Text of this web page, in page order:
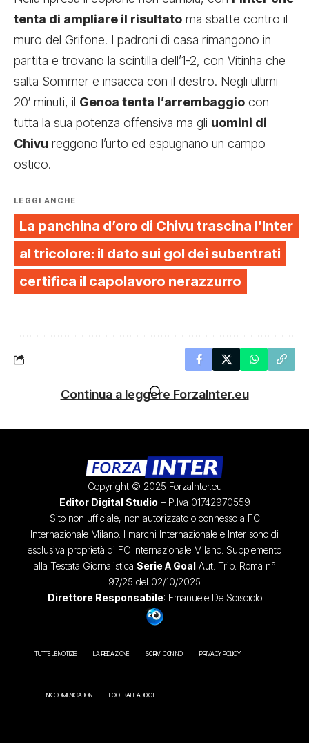
tenta di ampliare il risultato ma sbatte contro il
muro del Grifone. I padroni di casa rimangono in
partita e trovano la scintilla dell’1-2, con Vitinha che
salta Sommer e insacca con il destro. Negli ultimi
20′ minuti, il Genoa tenta l’arrembaggio con
tutta la sua potenza offensiva ma gli uomini di
Chivu reggono l’urto ed espugnano un campo
ostico.
LEGGI ANCHE
La panchina d’oro di Chivu trascina l’Inter
al tricolore: il dato sui gol dei subentrati
certifica il capolavoro nerazzurro
Continua a leggere ForzaInter.eu
Copyright © 2025 ForzaInter.eu
Editor Digital Studio – P.Iva 01742970559
Sito non ufficiale, non autorizzato o connesso a FC
Internazionale Milano. I marchi Internazionale e Inter sono di
esclusiva proprietà di FC Internazionale Milano. Supplemento
alla Testata Giornalistica Serie A GoalAut. Trib. Roma n°
97/25 del 02/10/2025
Direttore Responsabile: Emanuele De Scisciolo
TUTTE LE NOTIZIE LA REDAZIONE SCRIVI CON NOI PRIVACY POLICY
LINK COMUNICATION FOOTBALL ADDICT